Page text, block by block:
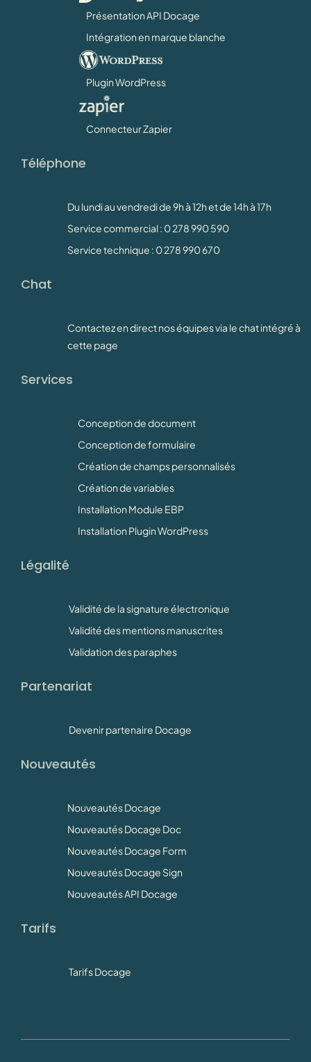
Présentation API Docage
Intégration en marque blanche
Plugin WordPress
Connecteur Zapier
Téléphone
Du lundi au vendredi de 9h à 12h et de 14h à 17h
Service commercial : 0 278 990 590
Service technique : 0 278 990 670
Chat
Contactez en direct nos équipes via le chat intégré à
cette page
Services
Conception de document
Conception de formulaire
Création de champs personnalisés
Création de variables
Installation Module EBP
Installation Plugin WordPress
Légalité
Validité de la signature électronique
Validité des mentions manuscrites
Validation des paraphes
Partenariat
Devenir partenaire Docage
Nouveautés
Nouveautés Docage
Nouveautés Docage Doc
Nouveautés Docage Form
Nouveautés Docage Sign
Nouveautés API Docage
Tarifs
Tarifs Docage